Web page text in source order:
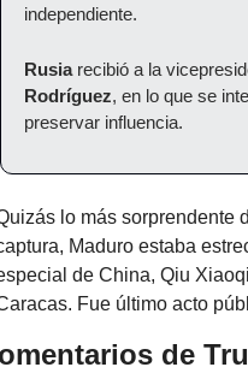
independiente.
Rusia recibió a la
Rodríguez, en lo que se
preservar influencia.
lo más sorprendente
Maduro estaba
de China, Qiu
Fue último acto
de